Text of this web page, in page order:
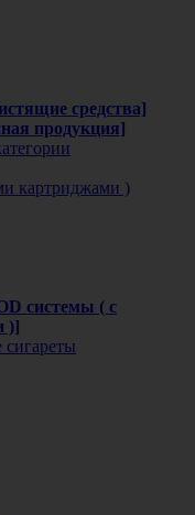
средства]
продукция]
картриджами )
системы ( с
)]